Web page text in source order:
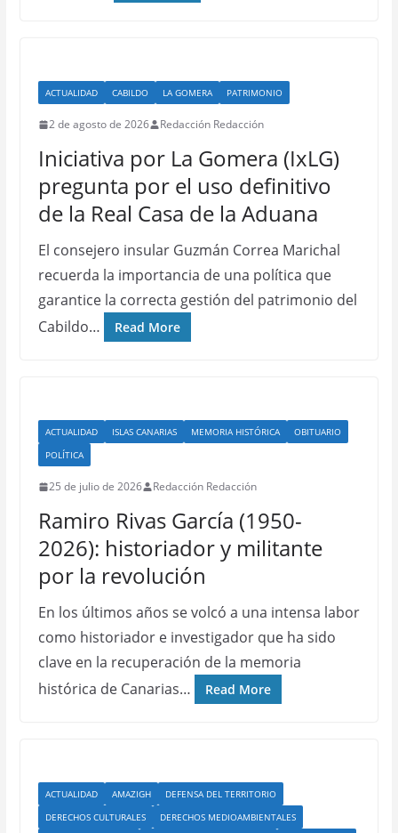
ACTUALIDAD CABILDO LA GOMERA PATRIMONIO
2 de agosto de 2026 Redacción Redacción
Iniciativa por La Gomera (IxLG)
pregunta por el uso definitivo
de la Real Casa de la Aduana
El consejero insular Guzmán Correa Marichal
recuerda la importancia de una política que
garantice la correcta gestión del patrimonio del
Cabildo…
Read More
ACTUALIDAD ISLAS CANARIAS MEMORIA HISTÓRICA
OBITUARIO
POLÍTICA
25 de julio de 2026 Redacción Redacción
Ramiro Rivas García (1950-
2026): historiador y militante
por la revolución
En los últimos años se volcó a una intensa labor
como historiador e investigador que ha sido
clave en la recuperación de la memoria
histórica de Canarias…
Read More
ACTUALIDAD AMAZIGH
DEFENSA DEL TERRITORIO
DERECHOS CULTURALES
DERECHOS MEDIOAMBIENTALES